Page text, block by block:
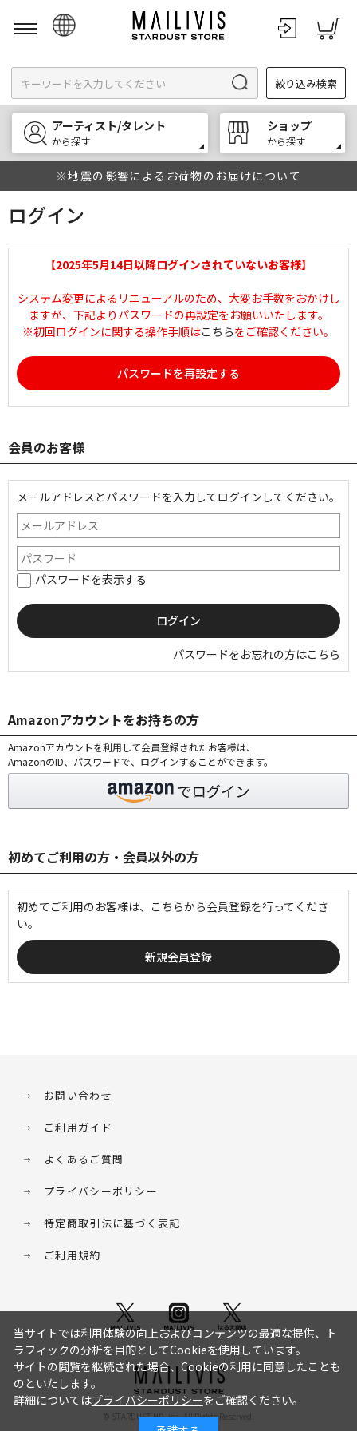
English
한국어
中文
絞り込み検索
アーティスト/タレント
から探す
ショップ
から探す
※地震の影響によるお荷物のお届けについて
ログイン
【2025年5月14日以降ログインされていないお客様】
システム変更によるリニューアルのため、大変お手数をおかけし
ますが、下記よりパスワードの再設定をお願いいたします。
※初回ログインに関する操作手順はこちらをご確認ください。
パスワードを再設定する
会員のお客様
メールアドレスとパスワードを入力してログインしてください。
パスワードを表示する
パスワードをお忘れの方はこちら
Amazonアカウントをお持ちの方
Amazonアカウントを利用して会員登録されたお客様は、
AmazonのID、パスワードで、ログインすることができます。
初めてご利用の方・会員以外の方
初めてご利用のお客様は、こちらから会員登録を行ってくださ
い。
お問い合わせ
ご利用ガイド
よくあるご質問
プライバシーポリシー
特定商取引法に基づく表記
ご利用規約
© STARDUST HD. inc. All Rights Reserved.
当サイトでは利用体験の向上およびコンテンツの最適な提供、ト
ラフィックの分析を目的としてCookieを使用しています。
サイトの閲覧を継続された場合、Cookieの利用に同意したことも
のといたします。
詳細についてはプライバシーポリシーをご確認ください。